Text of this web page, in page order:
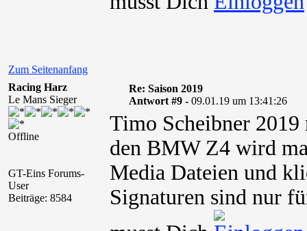
Zum Seitenanfang
Racing Harz
Le Mans Sieger
Offline
GT-Eins Forums-
User
Beiträge: 8584
Re: Saison 2019
Antwort #9 - 09.01.19 um 13:41:26
Timo Scheibner
den BMW Z4 wird
Media Dateien und
Signaturen sind nur